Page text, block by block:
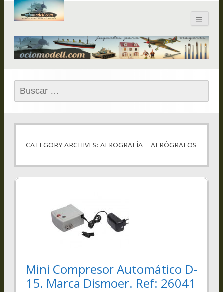
ociomodell.com
Buscar:
CATEGORY ARCHIVES: AEROGRAFÍA – AERÓGRAFOS
Mini Compresor Automático D-
15. Marca Dismoer. Ref: 26041